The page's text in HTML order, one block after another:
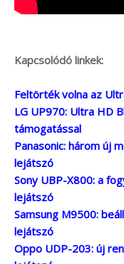
Kapcsolódó linkek:
Feltörték volna az
LG UP970: Ultra HD
támogatással
Panasonic: három új
lejátszó
Sony UBP-X800: a
lejátszó
Samsung M9500:
lejátszó
Oppo UDP-203: új